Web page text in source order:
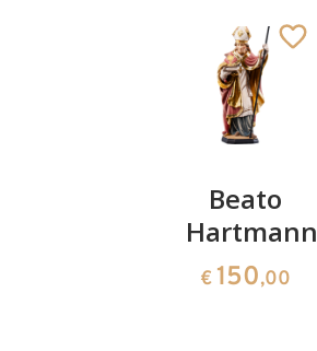
Beato
Hartmann
€ 150,00